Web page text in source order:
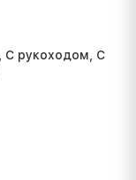
С рукоходом, С